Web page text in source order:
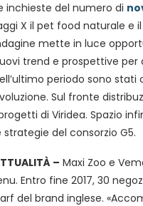
inchieste del numero di
X il pet food naturale e
mette in luce
trend e prospettive
periodo sono stati
Sul fronte
di Viridea. Spazio
strategie del consorzio G5.
– Maxi Zoo e
Entro fine 2017, 30
del brand inglese.